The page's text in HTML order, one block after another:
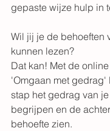
gepaste wijze hulp in
Wil jij je de behoeften
kunnen lezen?
Dat kan! Met de
'Omgaan met gedrag'
stap het gedrag van
begrijpen en de
behoefte zien.